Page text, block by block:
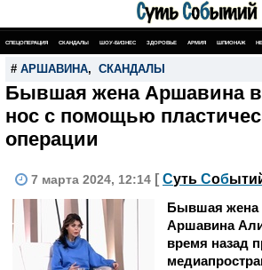
СПЕЦОПЕРАЦИЯ СКАНДАЛЫ ШОУ-БИЗНЕС ЗДОРОВЬЕ АРМИЯ ШПИОНАЖ
# АРШАВИНА, СКАНДАЛЫ
Бывшая жена Аршавина
нос с помощью
операции
7 марта 2024, 12:14 [ Суть Соб
Бывшая жена
Аршавина
время назад